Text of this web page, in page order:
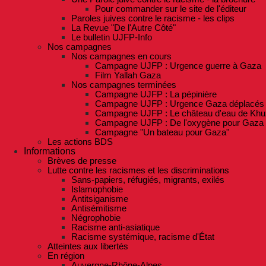
Pour commander sur le site de l'éditeur
Paroles juives contre le racisme - les clips
La Revue "De l'Autre Côté"
Le bulletin UJFP-Info
Nos campagnes
Nos campagnes en cours
Campagne UJFP : Urgence guerre à Gaza
Film Yallah Gaza
Nos campagnes terminées
Campagne UJFP : La pépinière
Campagne UJFP : Urgence Gaza déplacés
Campagne UJFP : Le château d'eau de
Campagne UJFP : De l'oxygène pour Gaza
Campagne "Un bateau pour Gaza"
Les actions BDS
Informations
Brèves de presse
Lutte contre les racismes et les discriminations
Sans-papiers, réfugiés, migrants, exilés
Islamophobie
Antitsiganisme
Antisémitisme
Négrophobie
Racisme anti-asiatique
Racisme systémique, racisme d'État
Atteintes aux libertés
En région